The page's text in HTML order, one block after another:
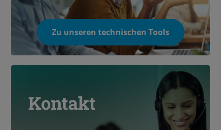
Zu unseren technischen Tools
Kontakt